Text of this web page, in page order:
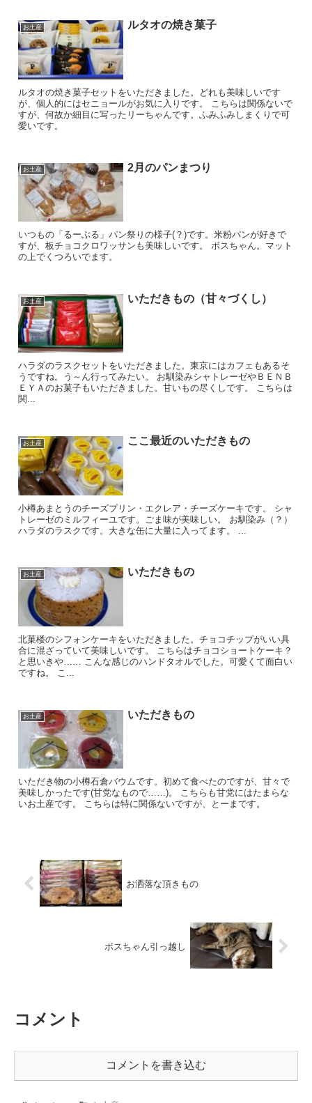
お土産 ルタオの焼き菓子
ルタオの焼き菓子セットをいただきました。どれも美味しいです
が、個人的にはセニョールがお気に入りです。 こちらは関係ないで
すが、何故か細目に写ったリーちゃんです。ふみふみしまくりで可
愛いです。
お土産 2月のパンまつり
いつもの「るーぶる」パン祭りの様子(？)です。米粉パンが好きで
すが、板チョコクロワッサンも美味しいです。 ボスちゃん。マット
の上でくつろいでます。
お土産 いただきもの（甘々づくし）
ハラダのラスクセットをいただきました。東京にはカフェもあるそ
うですね。う～ん行ってみたい。 お馴染みシャトレーゼやＢＥＮＢ
ＥＹＡのお菓子もいただきました。甘いもの尽くしです。 こちらは
関...
お土産 ここ最近のいただきもの
小樽あまとうのチーズプリン・エクレア・チーズケーキです。 シャ
トレーゼのミルフィーユです。ごま味が美味しい。 お馴染み（？）
ハラダのラスクです。大きな缶に大量に入ってます。 ...
お土産 いただきもの
北菓楼のシフォンケーキをいただきました。チョコチップがいい具
合に混ざっていて美味しいです。 こちらはチョコショートケーキ？
と思いきや…… こんな感じのハンドタオルでした。可愛くて面白い
ですね。 こ...
お土産 いただきもの
いただき物の小樽石倉バウムです。初めて食べたのですが、甘々で
美味しかったです(甘党なもので……)。 こちらも甘党にはたまらな
いお土産です。 こちらは特に関係ないですが、とーまです。
お洒落な頂きもの
ボスちゃん引っ越し
コメント
コメントを書き込む